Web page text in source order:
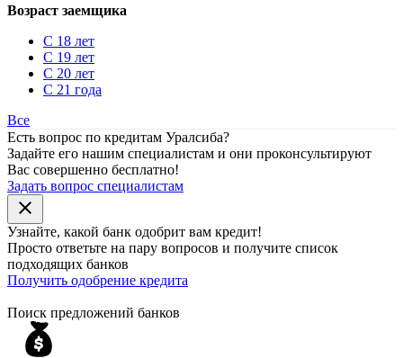
Возраст заемщика
С 18 лет
С 19 лет
С 20 лет
С 21 года
Все
Есть вопрос по кредитам Уралсиба?
Задайте его нашим специалистам и они проконсультируют
Вас совершенно бесплатно!
Задать вопрос специалистам
close
Узнайте, какой банк одобрит вам кредит!
Просто ответьте на пару вопросов и получите список
подходящих банков
Получить одобрение кредита
Поиск предложений банков